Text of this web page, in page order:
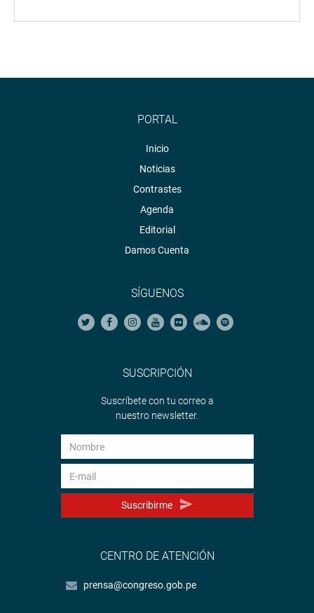
PORTAL
Inicio
Noticias
Contrastes
Agenda
Editorial
Damos Cuenta
SÍGUENOS
SUSCRIPCIÓN
Suscríbete con tu correo a
nuestro newsletter.
Suscribirme
CENTRO DE ATENCIÓN
prensa@congreso.gob.pe